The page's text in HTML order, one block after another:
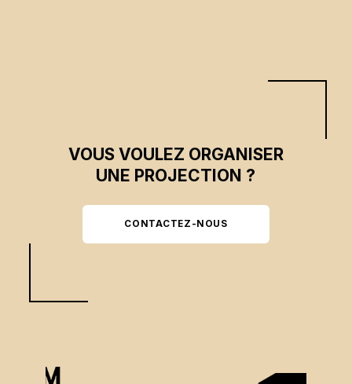
VOUS VOULEZ ORGANISER
UNE PROJECTION ?
CONTACTEZ-NOUS